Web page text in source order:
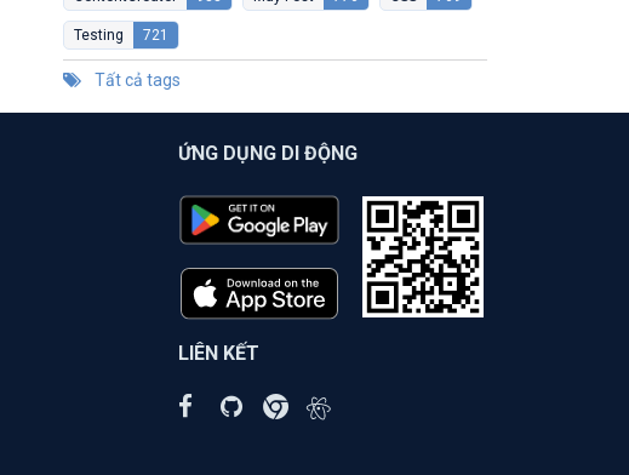
Testing 721
Tất cả tags
ỨNG DỤNG DI ĐỘNG
LIÊN KẾT